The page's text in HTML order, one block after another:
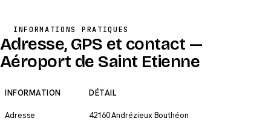
INFORMATIONS PRATIQUES
Adresse, GPS et contact —
Aéroport de Saint Etienne
INFORMATION DÉTAIL
Adresse 42160 Andrézieux Bouthéon